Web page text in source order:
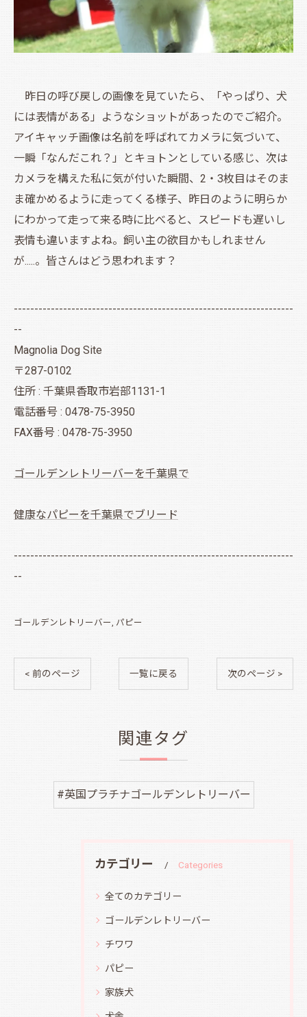
昨日の呼び戻しの画像を見ていたら、「やっぱり、犬
には表情がある」ようなショットがあったのでご紹介。
アイキャッチ画像は名前を呼ばれてカメラに気づいて、
一瞬「なんだこれ？」とキョトンとしている感じ、次は
カメラを構えた私に気が付いた瞬間、2・3枚目はそのま
ま確かめるように走ってくる様子、昨日のように明らか
にわかって走って来る時に比べると、スピードも遅いし
表情も違いますよね。飼い主の欲目かもしれません
が.....。皆さんはどう思われます？
--------------------------------------------------------------------
--
Magnolia Dog Site
〒287-0102
住所 : 千葉県香取市岩部1131-1
電話番号 : 0478-75-3950
FAX番号 : 0478-75-3950
ゴールデンレトリーバーを千葉県で
健康なパピーを千葉県でブリード
--------------------------------------------------------------------
--
ゴールデンレトリーバー パピー
< 前のページ 一覧に戻る 次のページ >
関連タグ
#英国プラチナゴールデンレトリーバー
カテゴリー Categories
全てのカテゴリー
ゴールデンレトリーバー
チワワ
パピー
家族犬